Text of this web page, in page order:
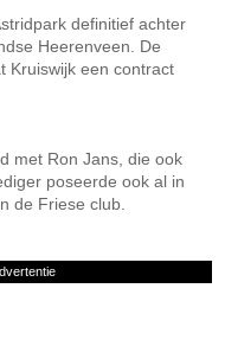
definitief achter
Heerenveen. De
Kruiswijk een contract
met Ron Jans, die ook
poseerde ook al in
de Friese club.